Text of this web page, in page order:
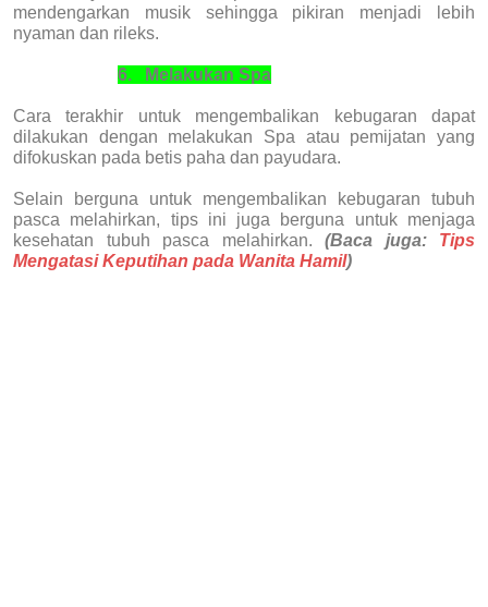
mendengarkan musik sehingga pikiran menjadi lebih
nyaman dan rileks.
6. Melakukan Spa
Cara terakhir untuk mengembalikan kebugaran dapat
dilakukan dengan melakukan Spa atau pemijatan yang
difokuskan pada betis paha dan payudara.
Selain berguna untuk mengembalikan kebugaran tubuh
pasca melahirkan, tips ini juga berguna untuk menjaga
kesehatan tubuh pasca melahirkan. (Baca juga: Tips
Mengatasi Keputihan pada Wanita Hamil)